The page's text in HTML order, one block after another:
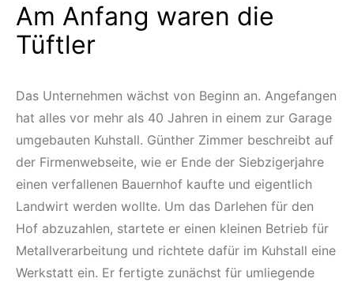
Am Anfang waren die
Tüftler
Das Unternehmen wächst von Beginn an. Angefangen
hat alles vor mehr als 40 Jahren in einem zur Garage
umgebauten Kuhstall. Günther Zimmer beschreibt auf
der Firmenwebseite, wie er Ende der Siebzigerjahre
einen verfallenen Bauernhof kaufte und eigentlich
Landwirt werden wollte. Um das Darlehen für den
Hof abzuzahlen, startete er einen kleinen Betrieb für
Metallverarbeitung und richtete dafür im Kuhstall eine
Werkstatt ein. Er fertigte zunächst für umliegende